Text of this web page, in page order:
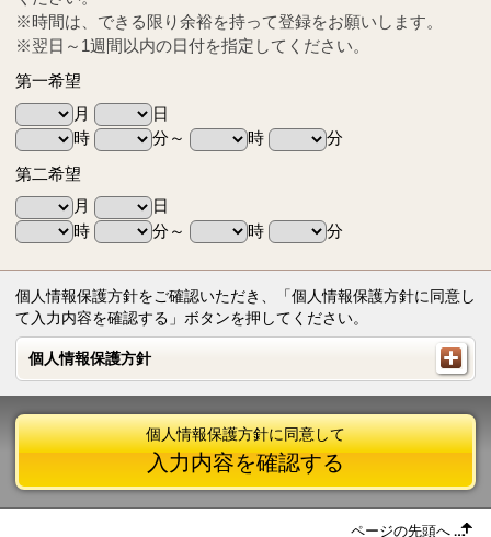
※時間は、できる限り余裕を持って登録をお願いします。
※翌日～1週間以内の日付を指定してください。
第一希望
月
日
時
分～ 時
分
第二希望
月
日
時
分～ 時 分
個人情報保護方針をご確認いただき、「個人情報保護方針に同意し
て入力内容を確認する」ボタンを押してください。
個人情報保護方針
個人情報保護方針
個人情報保護方針に同意して
入力内容を確認する
ページの先頭へ